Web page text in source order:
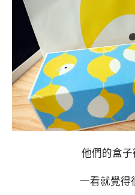
他們的盒
一看就覺得